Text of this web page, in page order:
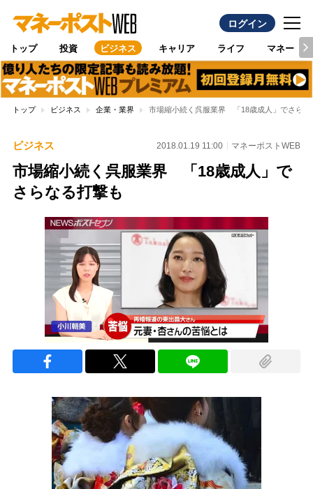
ログイン
トップ 投資 ビジネス キャリア ライフ マネー
トップ ビジネス 企業・業界 市場縮小続く呉服業界 「18歳成人」でさらな
ビジネス 2018.01.19 11:00 マネーポストWEB
市場縮小続く呉服業界 「18歳成人」で
さらなる打撃も